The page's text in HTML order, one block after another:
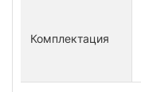
Комплектация